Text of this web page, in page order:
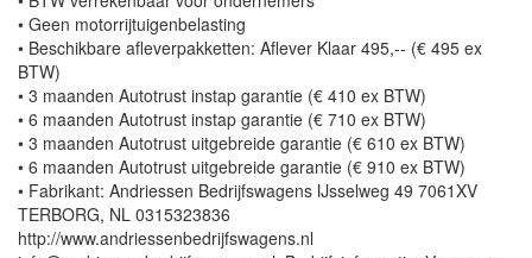
• Geen motorrijtuigenbelasting
• Beschikbare afleverpakketten: Aflever Klaar 495,-- (€ 495 ex
BTW)
• 3 maanden Autotrust instap garantie (€ 410 ex BTW)
• 6 maanden Autotrust instap garantie (€ 710 ex BTW)
• 3 maanden Autotrust uitgebreide garantie (€ 610 ex BTW)
• 6 maanden Autotrust uitgebreide garantie (€ 910 ex BTW)
• Fabrikant: Andriessen Bedrijfswagens IJsselweg 49 7061XV
TERBORG, NL 0315323836
http://www.andriessenbedrijfswagens.nl